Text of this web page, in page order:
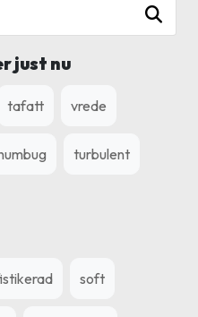
just nu
tafatt vrede
turbulent
soft